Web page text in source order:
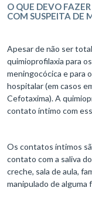
O QUE DEVO
COM SUSPEITA DE
Apesar de não ser
quimioprofilaxia para
meningocócica e para
hospitalar (em casos
Cefotaxima). A
contato íntimo com
Os contatos íntimos
contato com a saliva
creche, sala de aula,
manipulado de alguma